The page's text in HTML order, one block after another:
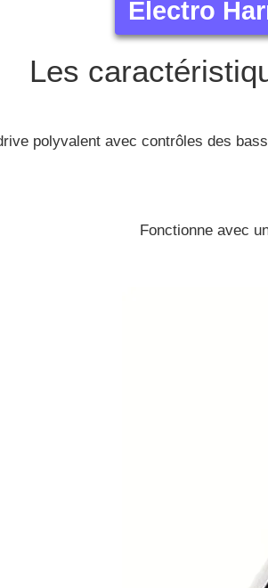
Electro
Les
polyvalent avec contrôles des
Fonctionne avec